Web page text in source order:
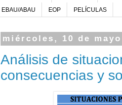
EBAU/ABAU EOP PELÍCULAS
miércoles, 10 de
Análisis de
consecuencias y